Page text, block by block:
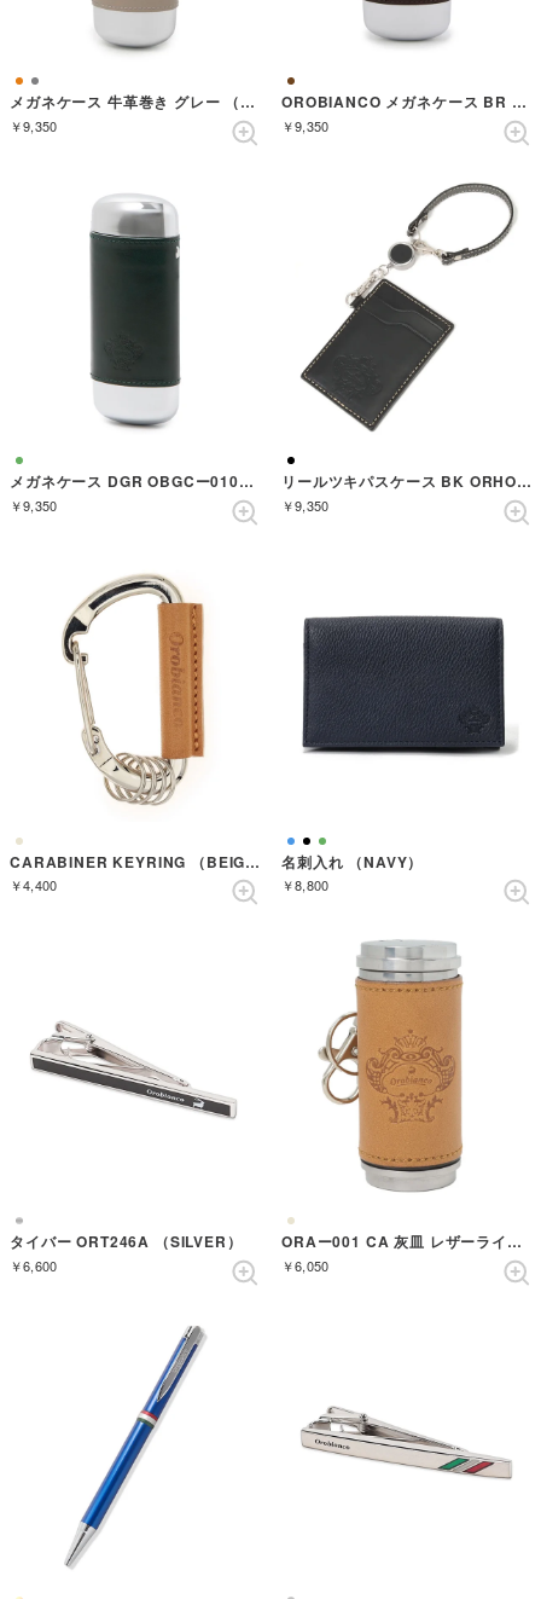
メガネケース 牛革巻き グレー （グレー）
￥9,350
OROBIANCO メガネケース BR OBGCー011BR （BROWN）
￥9,350
メガネケース DGR OBGCー010DGR （GREEN）
￥9,350
リールツキパスケース BK ORHOー010BK （BLACK）
￥9,350
CARABINER KEYRING （BEIGE）
￥4,400
名刺入れ （NAVY）
￥8,800
タイバー ORT246A （SILVER）
￥6,600
ORAー001 CA 灰皿 レザーライトブラウン （CAMEL）
￥6,050